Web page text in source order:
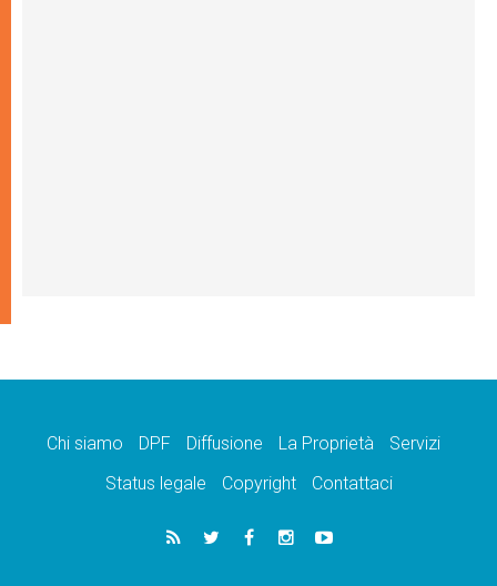
Chi siamo DPF Diffusione La Proprietà
Servizi
Status legale
Copyright Contattaci